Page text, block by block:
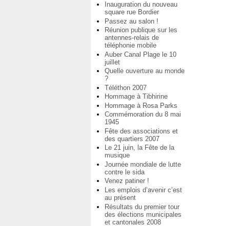
Inauguration du nouveau
square rue Bordier
Passez au salon !
Réunion publique sur les
antennes-relais de
téléphonie mobile
Auber Canal Plage le 10
juillet
Quelle ouverture au monde
?
Téléthon 2007
Hommage à Tibhirine
Hommage à Rosa Parks
Commémoration du 8 mai
1945
Fête des associations et
des quartiers 2007
Le 21 juin, la Fête de la
musique
Journée mondiale de lutte
contre le sida
Venez patiner !
Les emplois d’avenir c’est
au présent
Résultats du premier tour
des élections municipales
et cantonales 2008